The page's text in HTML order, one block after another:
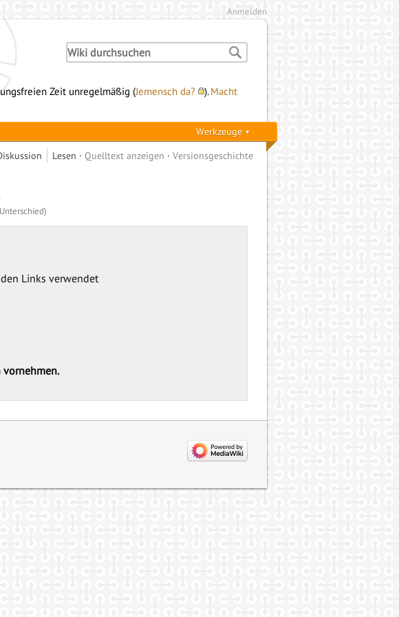
Anmelden
Zeit unregelmäßig (Jemensch da? ).Macht
Werkzeuge
Lesen Quelltext anzeigen Versionsgeschichte
Links verwendet